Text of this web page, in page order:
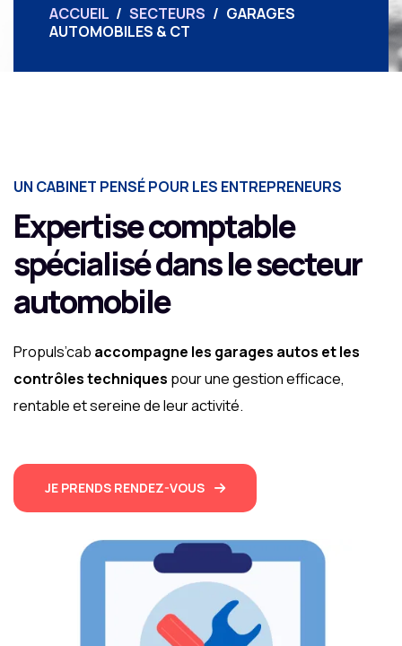
ACCUEIL / SECTEURS / GARAGES
AUTOMOBILES & CT
UN CABINET PENSÉ POUR LES ENTREPRENEURS
Expertise comptable
spécialisé dans le secteur
automobile
Propuls’cab accompagne les garages autos et les
contrôles techniques pour une gestion efficace,
rentable et sereine de leur activité.
JE PRENDS RENDEZ-VOUS